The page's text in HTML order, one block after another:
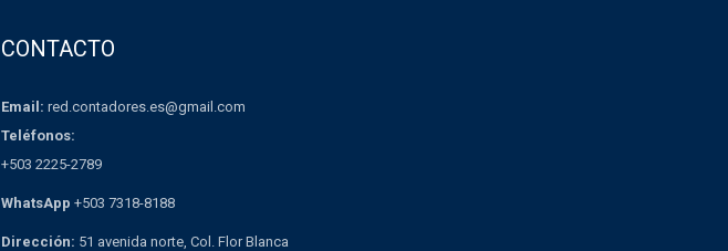
CONTACTO
Email: red.contadores.es@gmail.com
Teléfonos:
+503 2225-2789
WhatsApp +503 7318-8188
Dirección: 51 avenida norte, Col. Flor Blanca